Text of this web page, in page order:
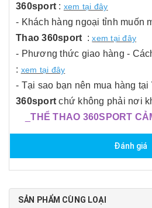
360sport : xem tại đây
- Khách hàng ngoại tỉnh muốn
Thao 360sport :xem tại đây
- Phương thức giao hàng -
: xem tại đây
- Tại sao bạn nên mua hàng tại
360sport chứ không phải nơi
_THỂ THAO 360SPORT
Đánh giá
SẢN PHẨM CÙNG LOẠI